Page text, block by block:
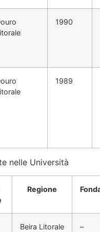
1990
1989
nelle Università
Regione
Beira Litorale –